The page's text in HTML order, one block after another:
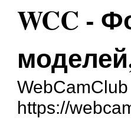
WCC -
https://